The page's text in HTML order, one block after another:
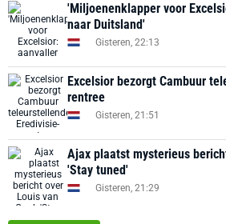
'Miljoenenklapper voor
naar Duitsland'
Gisteren, 22:13
Excelsior bezorgt Cambuur
rentree
Gisteren, 21:51
Ajax plaatst mysterieus
'Stay tuned'
Gisteren, 21:29